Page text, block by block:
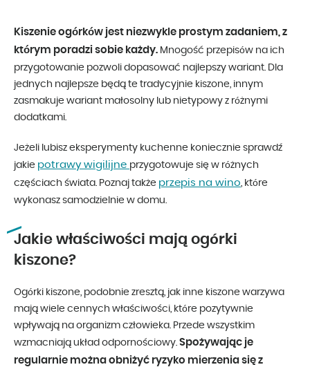
Kiszenie ogórków jest niezwykle prostym zadaniem, z
którym poradzi sobie każdy. Mnogość przepisów na ich
przygotowanie pozwoli dopasować najlepszy wariant. Dla
jednych najlepsze będą te tradycyjnie kiszone, innym
zasmakuje wariant małosolny lub nietypowy z różnymi
dodatkami.
Jeżeli lubisz eksperymenty kuchenne koniecznie sprawdź
jakie potrawy wigilijne przygotowuje się w różnych
częściach świata. Poznaj także przepis na wino, które
wykonasz samodzielnie w domu.
Jakie właściwości mają ogórki
kiszone?
Ogórki kiszone, podobnie zresztą, jak inne kiszone warzywa
mają wiele cennych właściwości, które pozytywnie
wpływają na organizm człowieka. Przede wszystkim
wzmacniają układ odpornościowy. Spożywając je
regularnie można obniżyć ryzyko mierzenia się z